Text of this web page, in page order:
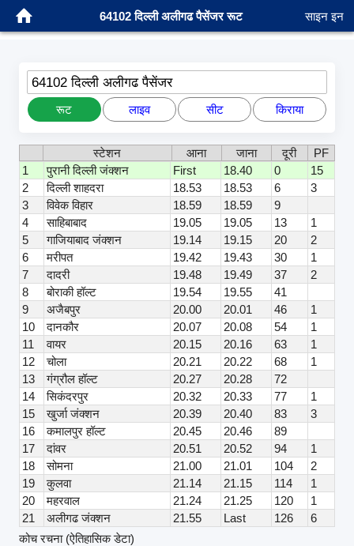
64102 दिल्ली अलीगढ पैसेंजर रूट साइन इन
64102 दिल्ली अलीगढ पैसेंजर
रूट लाइव सीट किराया
स्टेशन आना जाना दूरी
PF
1
पुरानी दिल्ली जंक्शन First 18.40 0
15
2
दिल्ली शाहदरा 18.53 18.53 6
3
3
विवेक विहार 18.59 18.59
9
4
साहिबाबाद 19.05 19.05 13
1
5
गाजियाबाद जंक्शन 19.14 19.15 20
2
6
मरीपत 19.42 19.43 30
1
7
दादरी 19.48 19.49 37
2
8
बोराकी हॉल्ट 19.54 19.55
41
9
अजैबपुर 20.00 20.01 46
1
10
दानकौर 20.07 20.08 54
1
11
वायर 20.15 20.16 63
1
12
चोला 20.21 20.22 68
1
13
गंग्रौल हॉल्ट 20.27 20.28
72
14
सिकंदरपुर 20.32 20.33 77
1
15
खुर्जा जंक्शन 20.39 20.40 83
3
16
कमालपुर हॉल्ट 20.45 20.46
89
17
दांवर 20.51 20.52 94
1
18
सोमना 21.00 21.01 104
2
19
कुलवा 21.14 21.15 114
1
20
महरवाल 21.24 21.25 120
1
21
अलीगढ जंक्शन 21.55 Last 126
6
कोच रचना (ऐतिहासिक डेटा)